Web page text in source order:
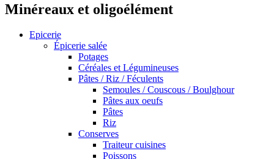
Minéreaux et oligoélément
Epicerie
Épicerie salée
Potages
Céréales et Légumineuses
Pâtes / Riz / Féculents
Semoules / Couscous / Boulghour
Pâtes aux oeufs
Pâtes
Riz
Conserves
Traiteur cuisines
Poissons